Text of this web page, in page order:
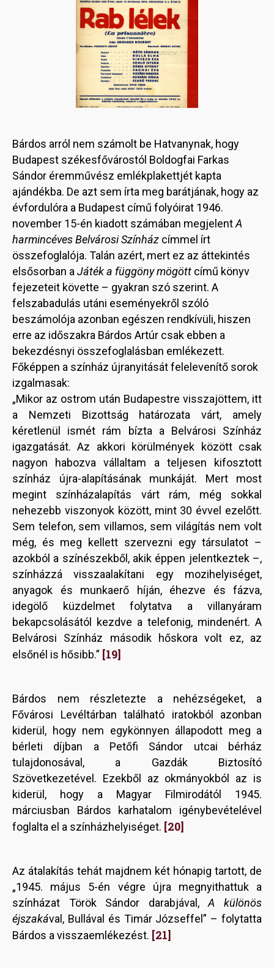
Bárdos arról nem számolt be Hatvanynak, hogy
Budapest székesfővárostól Boldogfai Farkas
Sándor éremművész emlékplakettjét kapta
ajándékba. De azt sem írta meg barátjának, hogy az
évfordulóra a Budapest című folyóirat 1946.
november 15-én kiadott számában megjelentA
harmincéves Belvárosi Színház címmel írt
összefoglalója. Talán azért, mert ez az áttekintés
elsősorban aJáték a függöny mögött című könyv
fejezeteit követte – gyakran szó szerint. A
felszabadulás utáni eseményekről szóló
beszámolója azonban egészen rendkívüli, hiszen
erre az időszakra Bárdos Artúr csak ebben a
bekezdésnyi összefoglalásban emlékezett.
Főképpen a színház újranyitását felelevenítő sorok
izgalmasak:
„Mikor az ostrom után Budapestre visszajöttem, itt
a Nemzeti Bizottság határozata várt, amely
kéretlenül ismét rám bízta a Belvárosi Színház
igazgatását. Az akkori körülmények között csak
nagyon habozva vállaltam a teljesen kifosztott
színház újra-alapításának munkáját. Mert most
megint színházalapítás várt rám, még sokkal
nehezebb viszonyok között, mint 30 évvel ezelőtt.
Sem telefon, sem villamos, sem világítás nem volt
még, és meg kellett szervezni egy társulatot –
azokból a színészekből, akik éppen jelentkeztek –,
színházzá visszaalakítani egy mozihelyiséget,
anyagok és munkaerő híján, éhezve és fázva,
idegölő küzdelmet folytatva a villanyáram
bekapcsolásától kezdve a telefonig, mindenért. A
Belvárosi Színház második hőskora volt ez, az
elsőnél is hősibb.” [19]
Bárdos nem részletezte a nehézségeket, a
Fővárosi Levéltárban található iratokból azonban
kiderül, hogy nem egykönnyen állapodott meg a
bérleti díjban a Petőfi Sándor utcai bérház
tulajdonosával, a Gazdák Biztosító
Szövetkezetével. Ezekből az okmányokból az is
kiderül, hogy a Magyar Filmirodától 1945.
márciusban Bárdos karhatalom igénybevételével
foglalta el a színházhelyiséget. [20]
Az átalakítás tehát majdnem két hónapig tartott, de
„1945. május 5-én végre újra megnyithattuk a
színházat Török Sándor darabjával,A különös
éjszakával, Bullával és Timár Józseffel” – folytatta
Bárdos a visszaemlékezést. [21]